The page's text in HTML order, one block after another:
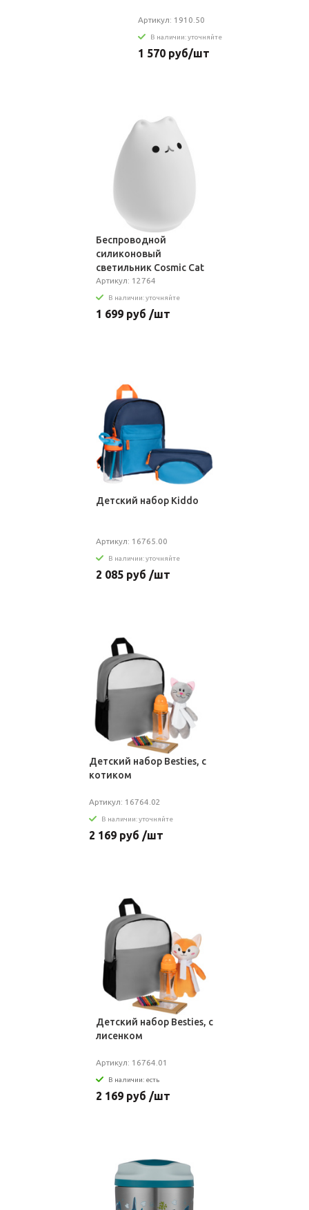
Артикул: 1910.50
В наличии: уточняйте
1 570 руб/шт
Беспроводной
силиконовый
светильник Cosmic Cat
Артикул: 12764
В наличии: уточняйте
1 699 руб /шт
Детский набор Kiddo
Артикул: 16765.00
В наличии: уточняйте
2 085 руб /шт
Детский набор Besties, с
котиком
Артикул: 16764.02
В наличии: уточняйте
2 169 руб /шт
Детский набор Besties, с
лисенком
Артикул: 16764.01
В наличии: есть
2 169 руб /шт